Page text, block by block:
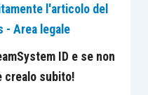
del suo
quando intenda
non può
ma deve
l'articolo del
- Area legale
ID e se non
crealo subito!